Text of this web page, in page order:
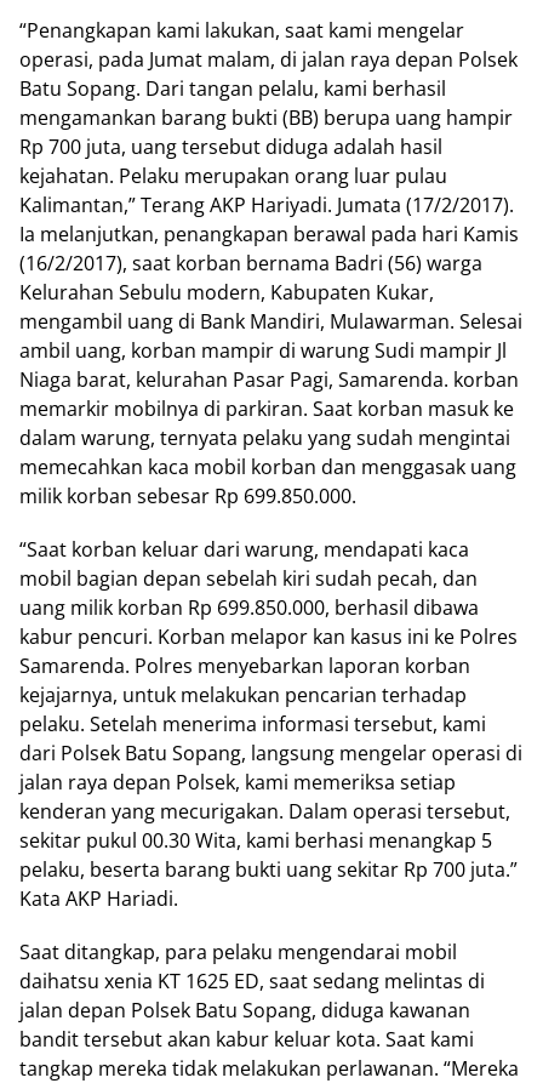
“Penangkapan kami lakukan, saat kami mengelar
operasi, pada Jumat malam, di jalan raya depan Polsek
Batu Sopang. Dari tangan pelalu, kami berhasil
mengamankan barang bukti (BB) berupa uang hampir
Rp 700 juta, uang tersebut diduga adalah hasil
kejahatan. Pelaku merupakan orang luar pulau
Kalimantan,” Terang AKP Hariyadi. Jumata (17/2/2017).
Ia melanjutkan, penangkapan berawal pada hari Kamis
(16/2/2017), saat korban bernama Badri (56) warga
Kelurahan Sebulu modern, Kabupaten Kukar,
mengambil uang di Bank Mandiri, Mulawarman. Selesai
ambil uang, korban mampir di warung Sudi mampir Jl
Niaga barat, kelurahan Pasar Pagi, Samarenda. korban
memarkir mobilnya di parkiran. Saat korban masuk ke
dalam warung, ternyata pelaku yang sudah mengintai
memecahkan kaca mobil korban dan menggasak uang
milik korban sebesar Rp 699.850.000.
“Saat korban keluar dari warung, mendapati kaca
mobil bagian depan sebelah kiri sudah pecah, dan
uang milik korban Rp 699.850.000, berhasil dibawa
kabur pencuri. Korban melapor kan kasus ini ke Polres
Samarenda. Polres menyebarkan laporan korban
kejajarnya, untuk melakukan pencarian terhadap
pelaku. Setelah menerima informasi tersebut, kami
dari Polsek Batu Sopang, langsung mengelar operasi di
jalan raya depan Polsek, kami memeriksa setiap
kenderan yang mecurigakan. Dalam operasi tersebut,
sekitar pukul 00.30 Wita, kami berhasi menangkap 5
pelaku, beserta barang bukti uang sekitar Rp 700 juta.”
Kata AKP Hariadi.
Saat ditangkap, para pelaku mengendarai mobil
daihatsu xenia KT 1625 ED, saat sedang melintas di
jalan depan Polsek Batu Sopang, diduga kawanan
bandit tersebut akan kabur keluar kota. Saat kami
tangkap mereka tidak melakukan perlawanan. “Mereka